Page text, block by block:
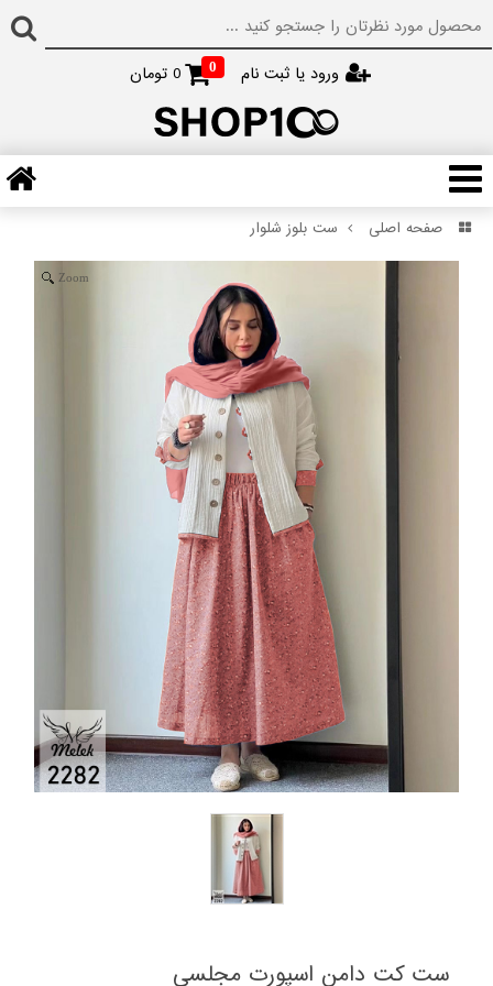
ورود یا ثبت نام 0
0 تومان
صفحه اصلی ست بلوز شلوار
Zoom
ست کت دامن اسپورت مجلسی